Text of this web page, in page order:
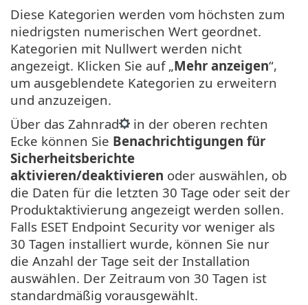
Diese Kategorien werden vom höchsten zum
niedrigsten numerischen Wert geordnet.
Kategorien mit Nullwert werden nicht
angezeigt. Klicken Sie auf „Mehr anzeigen“,
um ausgeblendete Kategorien zu erweitern
und anzuzeigen.
Über das Zahnrad
in der oberen rechten
Ecke können Sie Benachrichtigungen für
Sicherheitsberichte
aktivieren/deaktivieren oder auswählen, ob
die Daten für die letzten 30 Tage oder seit der
Produktaktivierung angezeigt werden sollen.
Falls ESET Endpoint Security vor weniger als
30 Tagen installiert wurde, können Sie nur
die Anzahl der Tage seit der Installation
auswählen. Der Zeitraum von 30 Tagen ist
standardmäßig vorausgewählt.